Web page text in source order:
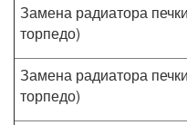
Замена радиатора
торпедо)
Замена радиатора
торпедо)